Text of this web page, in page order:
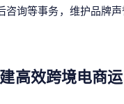
咨询等事务，维护品牌声
高效跨境电商